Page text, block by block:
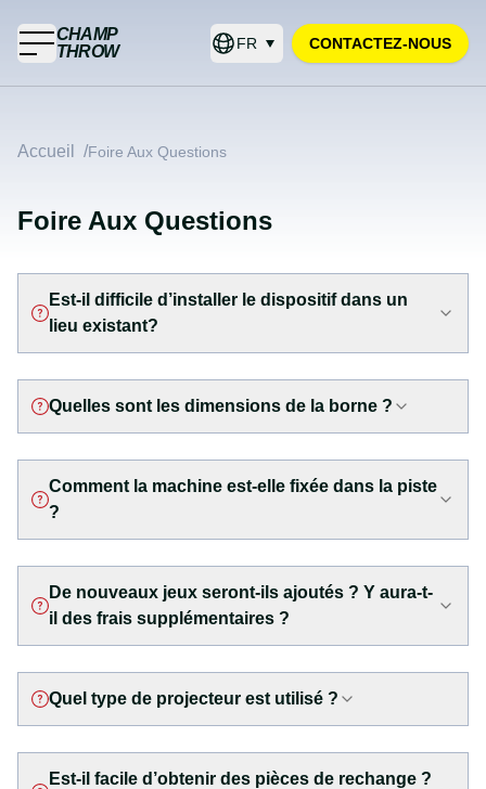
CHAMP
THROW
FR CONTACTEZ-NOUS
Accueil /Foire Aux Questions
Foire Aux Questions
Est-il difficile d’installer le dispositif dans un
lieu existant?
Quelles sont les dimensions de la borne ?
Comment la machine est-elle fixée dans la piste
?
De nouveaux jeux seront-ils ajoutés ? Y aura-t-
il des frais supplémentaires ?
Quel type de projecteur est utilisé ?
Est-il facile d’obtenir des pièces de rechange ?